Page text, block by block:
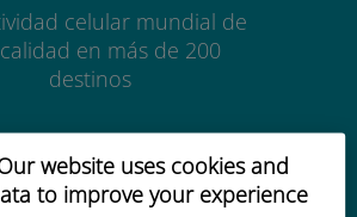
website uses cookies and
to improve your experience
celular mundial de
en más de 200
destinos